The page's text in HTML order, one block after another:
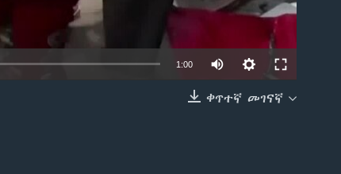
EMBED
1:00
ቀጥተኛ መገናኛ